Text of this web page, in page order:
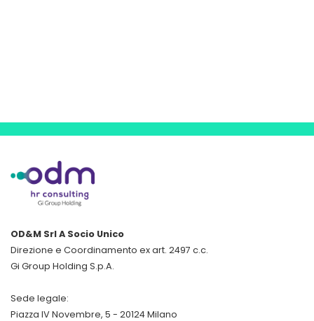
OD&M Srl A Socio Unico
Direzione e Coordinamento ex art. 2497 c.c.
Gi Group Holding S.p.A.
Sede legale:
Piazza IV Novembre, 5 - 20124 Milano